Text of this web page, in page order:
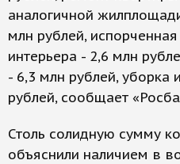
аналогичной
млн рублей,
интерьера - 2,6 млн
- 6,3 млн рублей, уборка
рублей, сообщает
Столь солидную сумму
объяснили наличием в